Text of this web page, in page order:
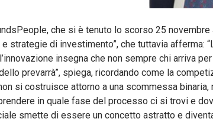
che si è tenuto lo scorso 25 novembre
strategie di investimento”, che tuttavia afferma:
insegna che non sempre chi arriva
prevarrà”, spiega, ricordando come la
si costruisce attorno a una scommessa
in quale fase del processo ci si trovi e
smette di essere un concetto astratto e